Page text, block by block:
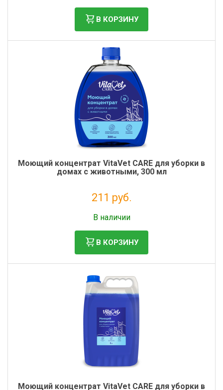
В КОРЗИНУ
Моющий концентрат VitaVet CARE для уборки в
домах с животными, 300 мл
211 руб.
В наличии
В КОРЗИНУ
Моющий концентрат VitaVet CARE для уборки в